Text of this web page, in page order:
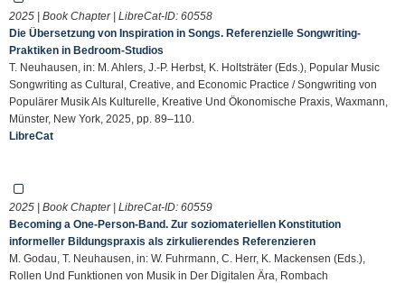
2025 | Book Chapter | LibreCat-ID: 60558
Die Übersetzung von Inspiration in Songs. Referenzielle Songwriting-
Praktiken in Bedroom-Studios
T. Neuhausen, in: M. Ahlers, J.-P. Herbst, K. Holtsträter (Eds.), Popular Music
Songwriting as Cultural, Creative, and Economic Practice / Songwriting von
Populärer Musik Als Kulturelle, Kreative Und Ökonomische Praxis, Waxmann,
Münster, New York, 2025, pp. 89–110.
LibreCat
2025 | Book Chapter | LibreCat-ID: 60559
Becoming a One-Person-Band. Zur soziomateriellen Konstitution
informeller Bildungspraxis als zirkulierendes Referenzieren
M. Godau, T. Neuhausen, in: W. Fuhrmann, C. Herr, K. Mackensen (Eds.),
Rollen Und Funktionen von Musik in Der Digitalen Ära, Rombach